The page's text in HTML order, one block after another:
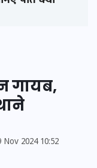
गायब,
Nov 2024 10:52